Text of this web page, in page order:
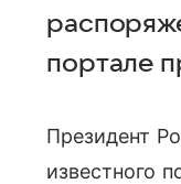
портале
Президент
известного